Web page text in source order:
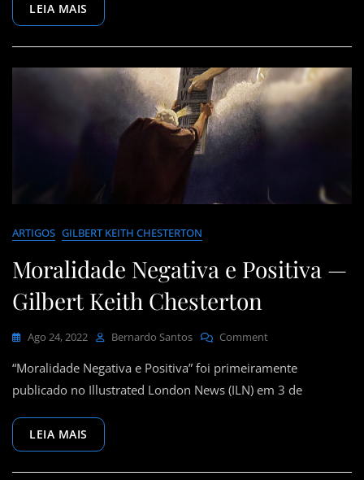
Ortega
Y
Gasset
LEIA MAIS
ARTIGOS GILBERT KEITH CHESTERTON
Moralidade Negativa e Positiva —
Gilbert Keith Chesterton
Ago 24, 2022 Bernardo Santos CommentOn
Negativa
E
“Moralidade Negativa e Positiva” foi primeiramente
publicado no Illustrated London News (ILN) em 3 de
LEIA MAIS